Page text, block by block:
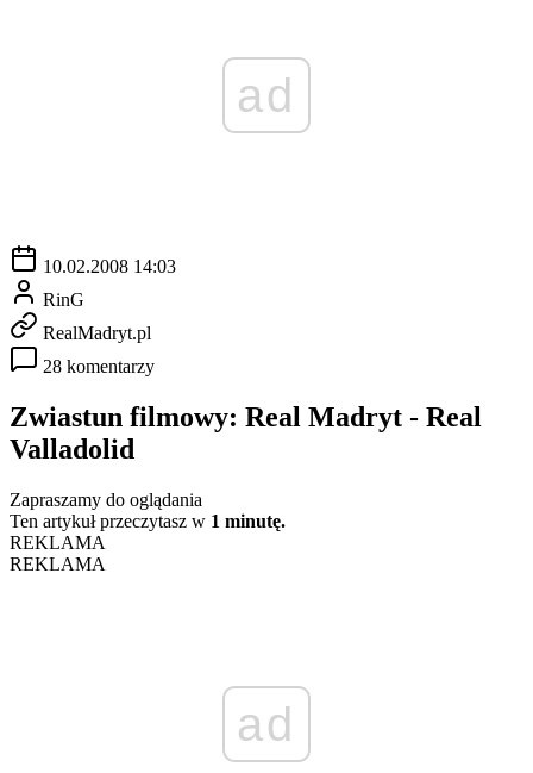
ad
10.02.2008 14:03
RinG
RealMadryt.pl
28 komentarzy
Zwiastun filmowy: Real Madryt - Real
Valladolid
Zapraszamy do oglądania
Ten artykuł przeczytasz w 1 minutę.
REKLAMA
REKLAMA
ad